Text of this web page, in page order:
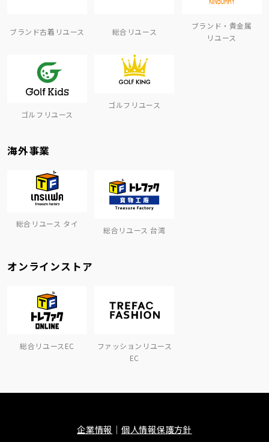
ブランド古着リユース 総合リユース
ブランド・貴金属
リユース
ゴルフリユース
ゴルフリユース
海外事業
総合リユース タイ
総合リユース 台湾
オンラインストア
総合リユースEC
ファッションリユース
EC
企業情報
個人情報保護方針